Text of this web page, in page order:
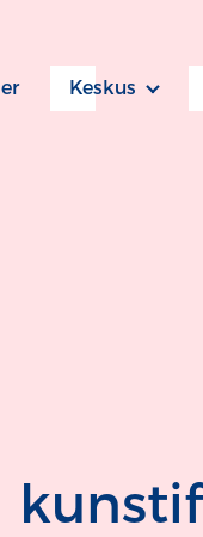
Keskus